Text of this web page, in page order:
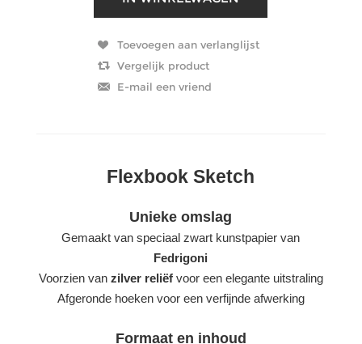
Flexbook Sketch
Unieke omslag
Gemaakt van speciaal zwart kunstpapier van
Fedrigoni
Voorzien van zilver reliëfvoor een elegante uitstraling
Afgeronde hoeken voor een verfijnde afwerking
Formaat en inhoud